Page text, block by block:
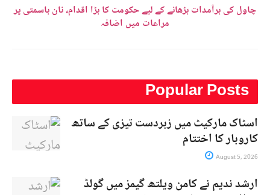
چاول کی برآمدات بڑھانے کے لیے حکومت کا بڑا اقدام، نان باسمتی پر
مراعات میں اضافہ
Popular Posts
اسٹاک مارکیٹ میں زبردست تیزی کے ساتھ
کاروبار کا اختتام
August 5, 2026
ارشد ندیم نے کامن ویلتھ گیمز میں گولڈ